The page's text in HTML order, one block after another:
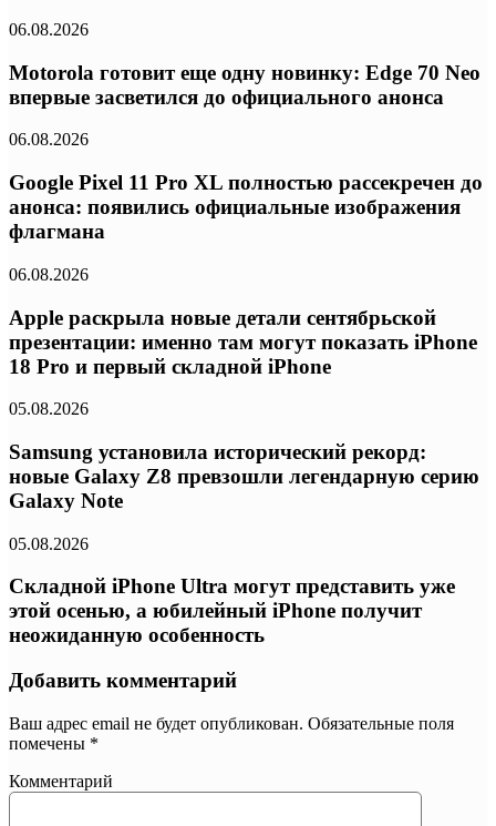
06.08.2026
Motorola готовит еще одну новинку: Edge 70 Neo
впервые засветился до официального анонса
06.08.2026
Google Pixel 11 Pro XL полностью рассекречен до
анонса: появились официальные изображения
флагмана
06.08.2026
Apple раскрыла новые детали сентябрьской
презентации: именно там могут показать iPhone
18 Pro и первый складной iPhone
05.08.2026
Samsung установила исторический рекорд:
новые Galaxy Z8 превзошли легендарную серию
Galaxy Note
05.08.2026
Складной iPhone Ultra могут представить уже
этой осенью, а юбилейный iPhone получит
неожиданную особенность
Добавить комментарий
Ваш адрес email не будет опубликован. Обязательные поля
помечены *
Комментарий